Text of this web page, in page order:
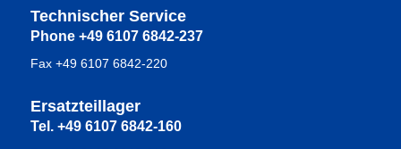
Technischer Service
Phone +49 6107 6842-237
Fax +49 6107 6842-220
Ersatzteillager
Tel. +49 6107 6842-160